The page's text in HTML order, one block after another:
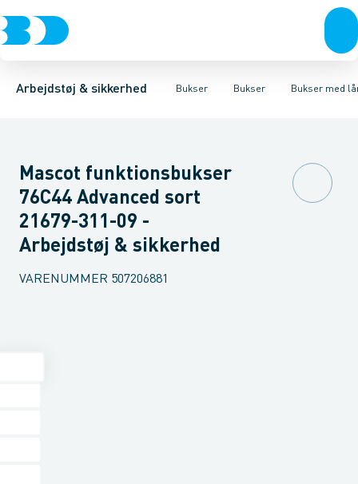
Arbejdstøj & sikkerhed Bukser
Trøjer & t-shirtsBukser Overtøj & huer Undertøj & sokkerSko
Bukser
BukserKnickers & Shorts OverallsKedeldragter Knæskånere
Bukser med
Bukser med hængelommer Bukser med lårlommer
Mascot funktionsbukser
76C44 Advanced sort
21679-311-09 -
Arbejdstøj & sikkerhed
VARENUMMER 507206881